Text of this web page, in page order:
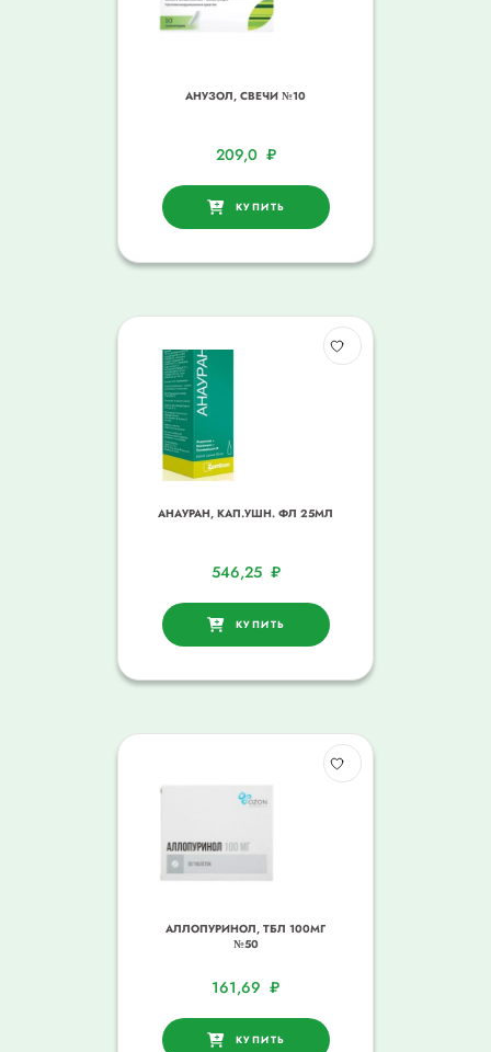
АНУЗОЛ, СВЕЧИ №10
209,0 ₽
КУПИТЬ
АНАУРАН, КАП.УШН. ФЛ 25МЛ
546,25 ₽
КУПИТЬ
АЛЛОПУРИНОЛ, ТБЛ 100МГ
№50
161,69 ₽
КУПИТЬ